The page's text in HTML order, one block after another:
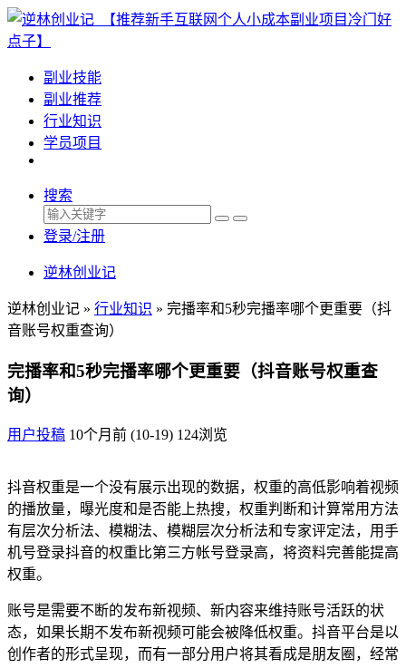
副业技能
副业推荐
行业知识
学员项目
搜索
登录/注册
逆林创业记
逆林创业记 » 行业知识 » 完播率和5秒完播率哪个更重要（抖
音账号权重查询）
完播率和5秒完播率哪个更重要（抖音账号权重查
询）
用户投稿 10个月前 (10-19) 124浏览
抖音权重是一个没有展示出现的数据，权重的高低影响着视频
的播放量，曝光度和是否能上热搜，权重判断和计算常用方法
有层次分析法、模糊法、模糊层次分析法和专家评定法，用手
机号登录抖音的权重比第三方帐号登录高，将资料完善能提高
权重。
账号是需要不断的发布新视频、新内容来维持账号活跃的状
态，如果长期不发布新视频可能会被降低权重。抖音平台是以
创作者的形式呈现，而有一部分用户将其看成是朋友圈，经常